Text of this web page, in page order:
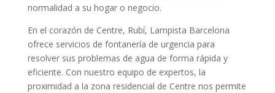
normalidad a su hogar o negocio.
En el corazón de Centre, Rubí, Lampista Barcelona
ofrece servicios de fontanería de urgencia para
resolver sus problemas de agua de forma rápida y
eficiente. Con nuestro equipo de expertos, la
proximidad a la zona residencial de Centre nos permite